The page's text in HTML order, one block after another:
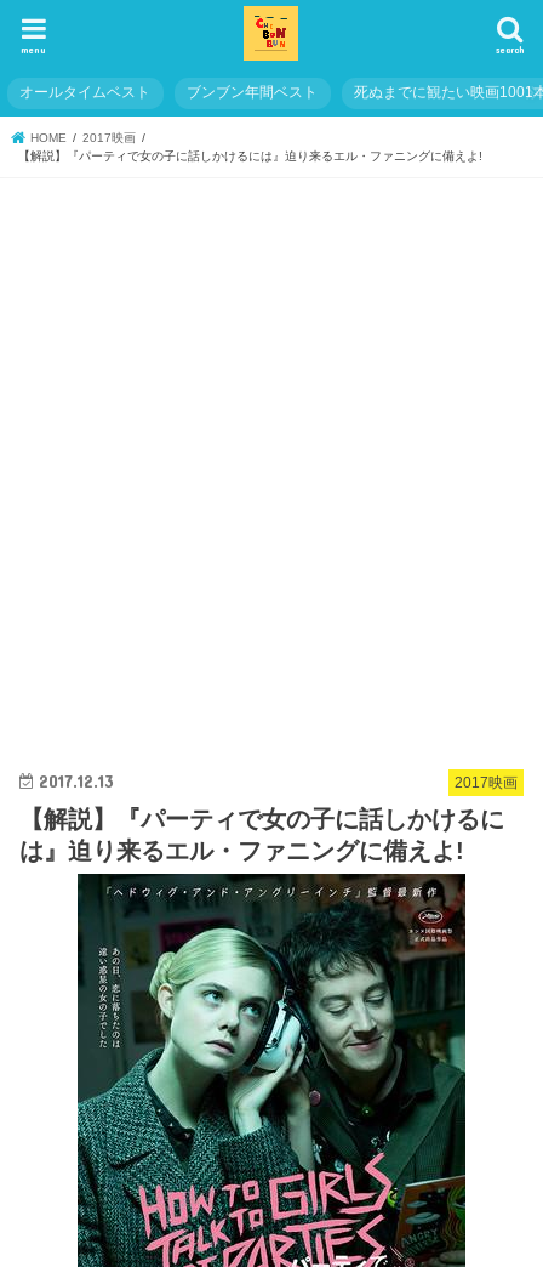
search
menu
オールタイムベスト ブンブン年間ベスト 死ぬまでに観たい映画1001
HOME
2017映画
【解説】『パーティで女の子に話しかけるには』迫り来るエル・ファニングに備えよ!
2017映画
2017.12.13
【解説】『パーティで女の子に話しかけるに
は』迫り来るエル・ファニングに備えよ!